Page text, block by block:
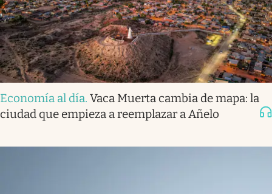
Economía al día. Vaca Muerta cambia de mapa: la
ciudad que empieza a reemplazar a Añelo